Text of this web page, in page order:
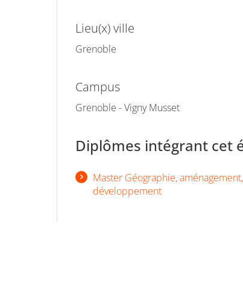
Lieu(x) ville
Grenoble
Campus
Grenoble - Vigny Musset
Diplômes intégrant cet
Master Géographie,
développement